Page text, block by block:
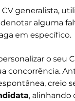
CV generalista,
alguma
em específico.
o seu
concorrência.
creio
, alinhando